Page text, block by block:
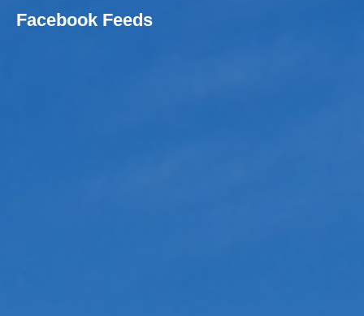
Facebook Feeds